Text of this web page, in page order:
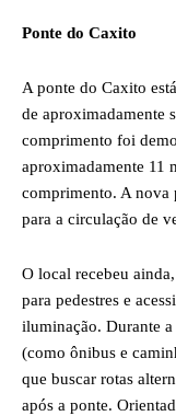
Ponte do Caxito
A ponte do Caxito
de aproximadamente
comprimento foi
aproximadamente 11
comprimento. A nova
para a circulação de
O local recebeu
para pedestres e
iluminação. Durante
(como ônibus e
que buscar rotas
após a ponte.